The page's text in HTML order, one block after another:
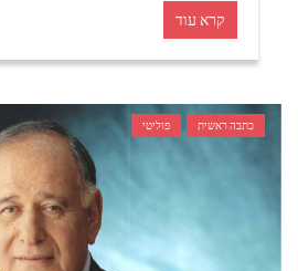
קרא עוד
כתבה ראשית פוליטי